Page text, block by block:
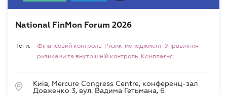
National FinMon Forum 2026
Теги: Фінансовий контроль Ризик-менеджмент Управління
ризиками та внутрішній контроль Комплаєнс
Київ, Mercure Congress Centre, конференц-зал
Довженко 3, вул. Вадима Гетьмана, 6